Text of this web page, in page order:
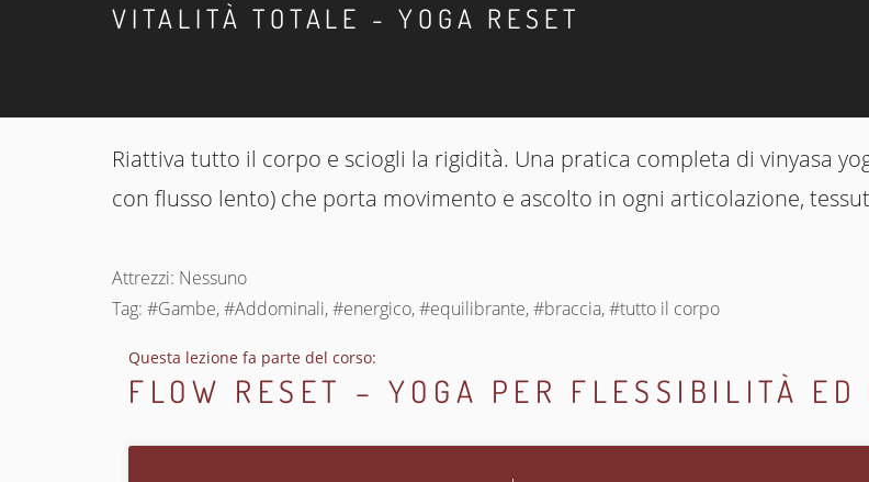
VITALITÀ TOTALE - YOGA RESET
Riattiva tutto il corpo e sciogli la rigidità. Una pratica completa di vinyasa
con flusso lento) che porta movimento e ascolto in ogni articolazione,
Attrezzi: Nessuno
Tag: #Gambe, #Addominali, #energico, #equilibrante, #braccia, #tutto il corpo
Questa lezione fa parte del corso:
FLOW RESET – YOGA PER FLESSIBILITÀ ED